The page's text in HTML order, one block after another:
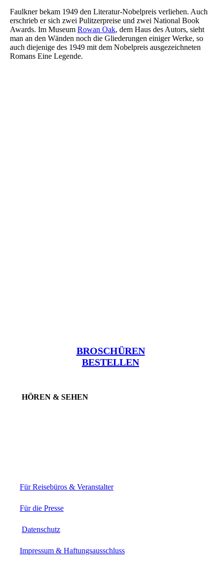
Faulkner bekam 1949 den Literatur-Nobelpreis verliehen. Auch
erschrieb er sich zwei Pulitzerpreise und zwei National Book
Awards. Im Museum Rowan Oak, dem Haus des Autors, sieht
man an den Wänden noch die Gliederungen einiger Werke, so
auch diejenige des 1949 mit dem Nobelpreis ausgezeichneten
Romans Eine Legende.
BROSCHÜREN
BESTELLEN
HÖREN & SEHEN
Für Reisebüros & Veranstalter
Für die Presse
Datenschutz
Impressum & Haftungsausschluss